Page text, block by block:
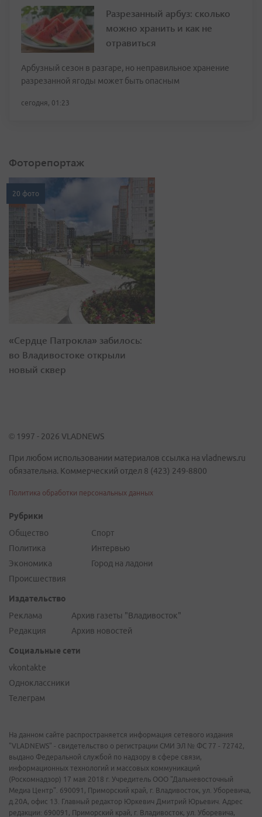
Разрезанный арбуз: сколько
можно хранить и как не
отравиться
Арбузный сезон в разгаре, но неправильное хранение
разрезанной ягоды может быть опасным
сегодня, 01:23
Фоторепортаж
20 фото
«Сердце Патрокла» забилось:
во Владивостоке открыли
новый сквер
© 1997 - 2026 VLADNEWS
При любом использовании материалов ссылка на vladnews.ru
обязательна. Коммерческий отдел 8 (423) 249-8800
Политика обработки персональных данных
Рубрики
Общество
Политика
Экономика
Происшествия
Спорт
Интервью
Город на ладони
Издательство
Реклама
Редакция
Архив газеты "Владивосток"
Архив новостей
Социальные сети
vkontakte
Одноклассники
Телеграм
На данном сайте распространяется информация сетевого издания
"VLADNEWS" - свидетельство о регистрации СМИ ЭЛ № ФС 77 - 72742,
выдано Федеральной службой по надзору в сфере связи,
информационных технологий и массовых коммуникаций
(Роскомнадзор) 17 мая 2018 г. Учредитель ООО "Дальневосточный
Медиа Центр". 690091, Приморский край, г. Владивосток, ул. Уборевича,
д.20А, офис 13. Главный редактор Юркевич Дмитрий Юрьевич. Адрес
редакции: 690091, Приморский край, г. Владивосток, ул. Уборевича,